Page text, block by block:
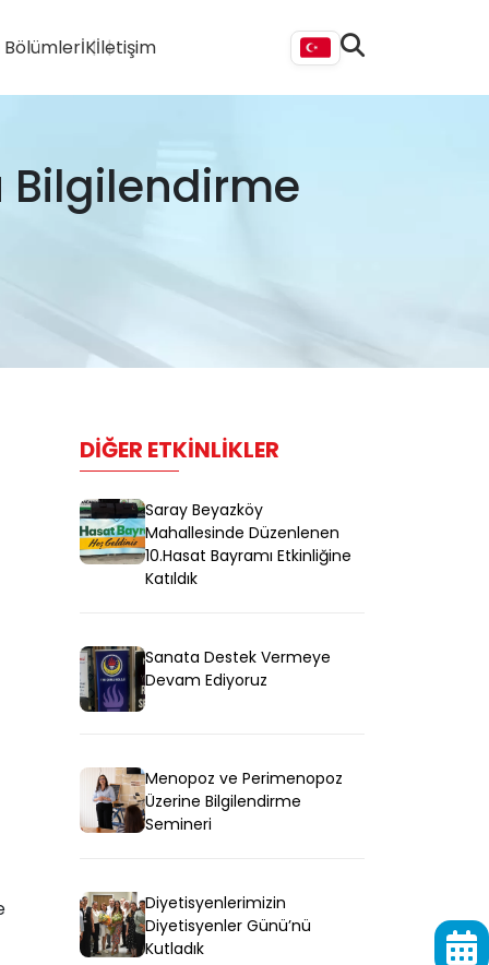
BölümlerİKİletişim
Bilgilendirme
DIĞER ETKINLIKLER
Saray Beyazköy
Mahallesinde Düzenlenen
10.Hasat Bayramı Etkinliğine
Katıldık
Sanata Destek Vermeye
Devam Ediyoruz
Menopoz ve Perimenopoz
Üzerine Bilgilendirme
Semineri
Diyetisyenlerimizin
Diyetisyenler Günü’nü
Kutladık